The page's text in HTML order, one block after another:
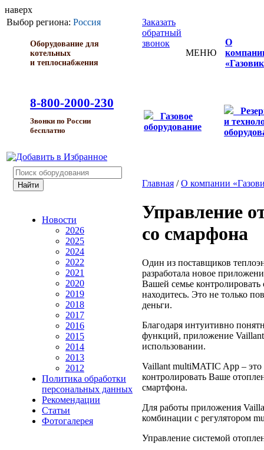
наверх
Выбор региона: Россия
Оборудование для
котельных
и теплоснабжения
8-800-2000-230
Звонки по России
бесплатно
Заказать
обратный
звонок
МЕНЮ
О
Газовое
оборудование
и
Новости
2026
2025
2024
2022
2021
2020
2019
2018
2017
2016
2015
2014
2013
2012
Политика обработки
персональных данных
Рекомендации
Статьи
Фотогалерея
Главная /О компании
Управление
со смарфона
Один из поставщиков
разработала новое
Вашей семье
находитесь. Это не только
деньги.
Благодаря интуитивно
функций, приложение
использовании.
Vaillant multiMATIC App – это
контролировать Ваше
смартфона.
Для работы приложения
комбинации с регулятором
Управление системой